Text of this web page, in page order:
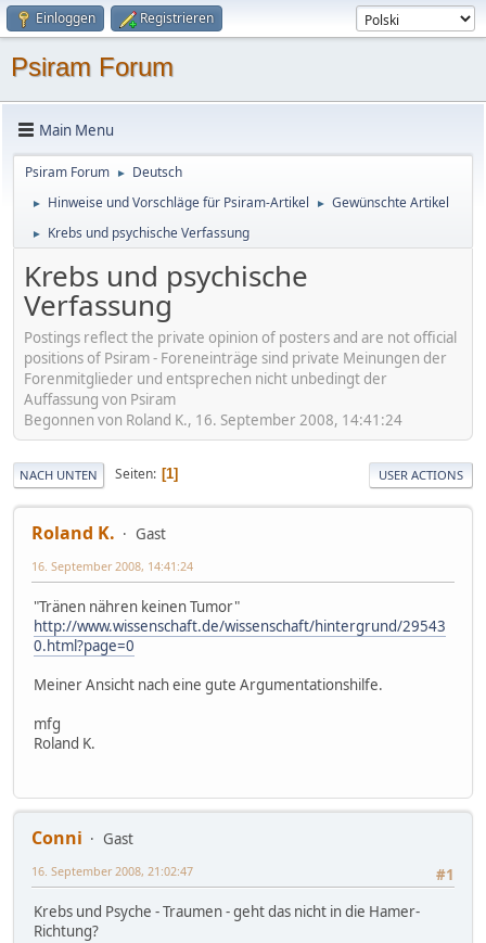
Einloggen Registrieren
Psiram Forum
Main Menu
Psiram Forum ► Deutsch
► Hinweise und Vorschläge für Psiram-Artikel ► Gewünschte Artikel
► Krebs und psychische Verfassung
Krebs und psychische
Verfassung
Postings reflect the private opinion of posters and are not official
positions of Psiram - Foreneinträge sind private Meinungen der
Forenmitglieder und entsprechen nicht unbedingt der
Auffassung von Psiram
Begonnen von Roland K., 16. September 2008, 14:41:24
NACH UNTEN Seiten 1 USER ACTIONS
Roland K. Gast
16. September 2008, 14:41:24
"Tränen nähren keinen Tumor"
http://www.wissenschaft.de/wissenschaft/hintergrund/29543
0.html?page=0
Meiner Ansicht nach eine gute Argumentationshilfe.
mfg
Roland K.
Conni
Gast
#1
16. September 2008, 21:02:47
Krebs und Psyche - Traumen - geht das nicht in die Hamer-
Richtung?